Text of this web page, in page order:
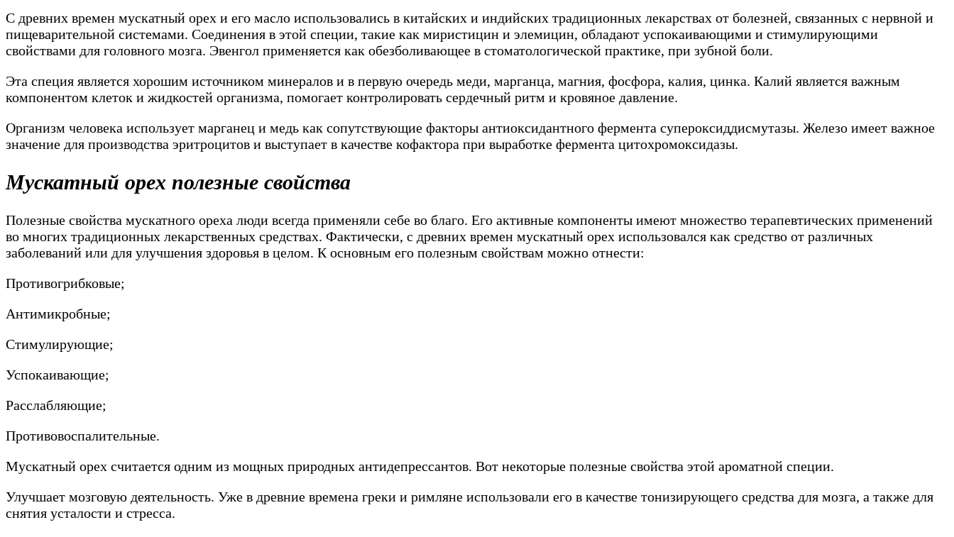
С древних времен мускатный орех и его масло использовались в китайских и индийских традиционных лекарствах от болезней, связанных с нервной и
пищеварительной системами. Соединения в этой специи, такие как миристицин и элемицин, обладают успокаивающими и стимулирующими
свойствами для головного мозга. Эвенгол применяется как обезболивающее в стоматологической практике, при зубной боли.
Эта специя является хорошим источником минералов и в первую очередь меди, марганца, магния, фосфора, калия, цинка. Калий является важным
компонентом клеток и жидкостей организма, помогает контролировать сердечный ритм и кровяное давление.
Организм человека использует марганец и медь как сопутствующие факторы антиоксидантного фермента супероксиддисмутазы. Железо имеет важное
значение для производства эритроцитов и выступает в качестве кофактора при выработке фермента цитохромоксидазы.
Мускатный орех полезные свойства
Полезные свойства мускатного ореха люди всегда применяли себе во благо. Его активные компоненты имеют множество терапевтических применений
во многих традиционных лекарственных средствах. Фактически, с древних времен мускатный орех использовался как средство от различных
заболеваний или для улучшения здоровья в целом. К основным его полезным свойствам можно отнести:
Противогрибковые;
Антимикробные;
Стимулирующие;
Успокаивающие;
Расслабляющие;
Противовоспалительные.
Мускатный орех считается одним из мощных природных антидепрессантов. Вот некоторые полезные свойства этой ароматной специи.
Улучшает мозговую деятельность. Уже в древние времена греки и римляне использовали его в качестве тонизирующего средства для мозга, а также для
снятия усталости и стресса.